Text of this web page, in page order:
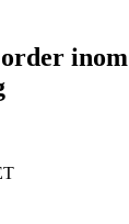
inom